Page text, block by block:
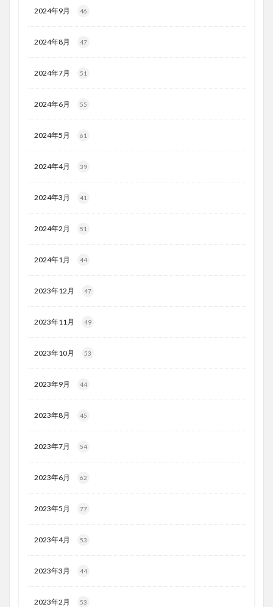
2024年9月 46
2024年8月 47
2024年7月 51
2024年6月 55
2024年5月 61
2024年4月 39
2024年3月 41
2024年2月 51
2024年1月 44
2023年12月 47
2023年11月 49
2023年10月 53
2023年9月 44
2023年8月 45
2023年7月 54
2023年6月 62
2023年5月 77
2023年4月 53
2023年3月 44
2023年2月 53